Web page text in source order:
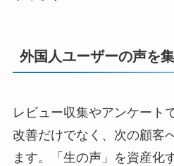
外国人ユーザーの声を
レビュー収集やアンケート
改善だけでなく、次の顧客
ます。「生の声」を資産化